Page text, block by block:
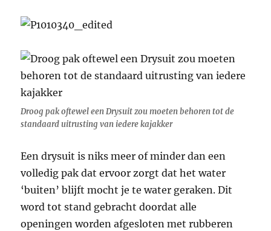
Droog pak oftewel een Drysuit zou moeten behoren tot de
standaard uitrusting van iedere kajakker
Een drysuit is niks meer of minder dan een
volledig pak dat ervoor zorgt dat het water
‘buiten’ blijft mocht je te water geraken. Dit
word tot stand gebracht doordat alle
openingen worden afgesloten met rubberen